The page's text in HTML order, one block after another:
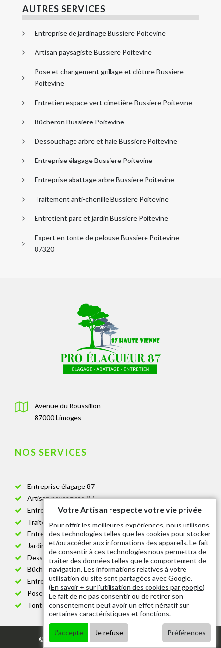
AUTRES SERVICES
Entreprise de jardinage Bussiere Poitevine
Artisan paysagiste Bussiere Poitevine
Pose et changement grillage et clôture Bussiere
Poitevine
Entretien espace vert cimetière Bussiere Poitevine
Bûcheron Bussiere Poitevine
Dessouchage arbre et haie Bussiere Poitevine
Entreprise élagage Bussiere Poitevine
Entreprise abattage arbre Bussiere Poitevine
Traitement anti-chenille Bussiere Poitevine
Entretient parc et jardin Bussiere Poitevine
Expert en tonte de pelouse Bussiere Poitevine
87320
Avenue du Roussillon
87000 Limoges
NOS SERVICES
Entreprise élagage 87
Artisan paysagiste 87
Entreprise de jardinage 87
Traitement anti-chenille 87
Entreprise abattage arbre 87
Jardinier taille de haie 87
Dessouchage arbre et haie 87
Bûcheron 87
Entretien espace vert cimetière 87
Pose et changement grillage et clôture 87
Tonte de pelouse 87
© 2020 - Tout droit réservé | Mentions légales
Votre Artisan respecte votre vie privée
Pour offrir les meilleures expériences, nous utilisons
des technologies telles que les cookies pour stocker
et/ou accéder aux informations des appareils. Le fait
de consentir à ces technologies nous permettra de
traiter des données telles que le comportement de
navigation. Les informations relatives à votre
utilisation du site sont partagées avec Google.
(En savoir + sur l'utilisation des cookies par google)
Le fait de ne pas consentir ou de retirer son
consentement peut avoir un effet négatif sur
certaines caractéristiques et fonctions.
J'accepte Je refuse Préférences